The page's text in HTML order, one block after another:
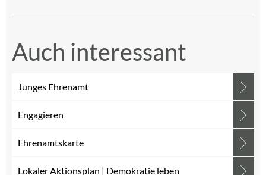
Auch interessant
Junges Ehrenamt
Engagieren
Ehrenamtskarte
Lokaler Aktionsplan | Demokratie leben